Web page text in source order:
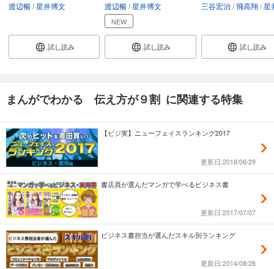
渡辺暢 星井博文
試し読み
渡辺暢 星井博文
NEW
試し読み
三谷宏治 飛高翔 星井
試し読み
まんがでわかる 伝え方が９割 に関連する特集
【ビジ実】ニューフェイスランキング2017
更新日:2018/06/29
書店員が選んだマンガで学べるビジネス書
更新日:2017/07/07
ビジネス書担当が選んだスキル別ランキング
更新日:2014/08/28